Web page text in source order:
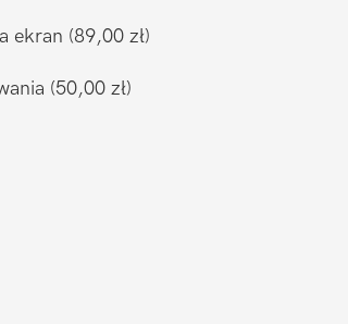
ekran (89,00 zł)
(50,00 zł)